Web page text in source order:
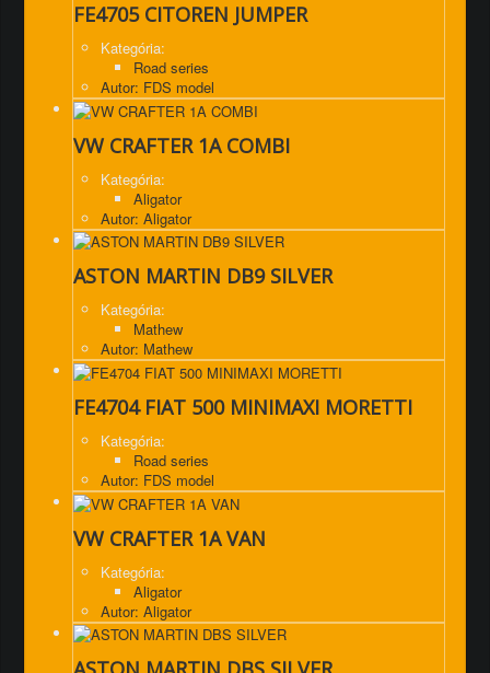
FE4705 CITOREN JUMPER
Kategória:
Road series
Autor: FDS model
VW CRAFTER 1A COMBI
Kategória:
Aligator
Autor: Aligator
ASTON MARTIN DB9 SILVER
Kategória:
Mathew
Autor: Mathew
FE4704 FIAT 500 MINIMAXI MORETTI
Kategória:
Road series
Autor: FDS model
VW CRAFTER 1A VAN
Kategória:
Aligator
Autor: Aligator